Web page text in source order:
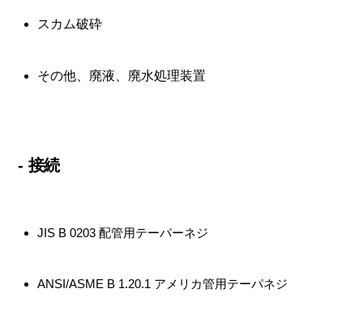
スカム破砕
その他、廃液、廃水処理装置
- 接続
JIS B 0203 配管用テーパーネジ
ANSI/ASME B 1.20.1 アメリカ管用テーパネジ